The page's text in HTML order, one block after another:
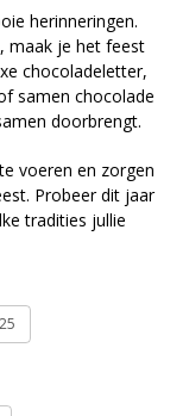
herinneringen.
maak je het feest
chocoladeletter,
samen chocolade
doorbrengt.
voeren en zorgen
Probeer dit jaar
tradities jullie